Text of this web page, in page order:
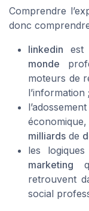
Comprendre
donc
linkedin est
monde
moteurs de
l’information ;
milliards de
les
marketing
retrouvent
social